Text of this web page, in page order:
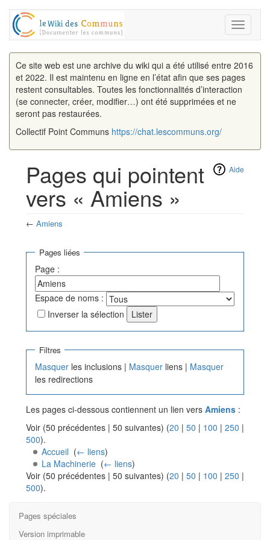
Toggle
Ce site web est une archive du wiki qui a été utilisé entre 2016
et 2022. Il est maintenu en ligne en l’état afin que ses pages
restent consultables. Toutes les fonctionnalités d’interaction
(se connecter, créer, modifier…) ont été supprimées et ne
seront pas restaurées.
Collectif Point Communs https://chat.lescommuns.org/
Aide
Pages qui pointent
vers « Amiens »
← Amiens
Pages liées
Page :
Espace de noms :
Inverser la sélection
Filtres
Masquer les inclusions | Masquer liens | Masquer
les redirections
Les pages ci-dessous contiennent un lien vers Amiens :
Voir (50 précédentes | 50 suivantes) (20 | 50 | 100 | 250 |
500).
Accueil (← liens)
La Machinerie‎ (← liens)
Voir (50 précédentes | 50 suivantes) (20 | 50 | 100 | 250 |
500).
Pages spéciales
Version imprimable